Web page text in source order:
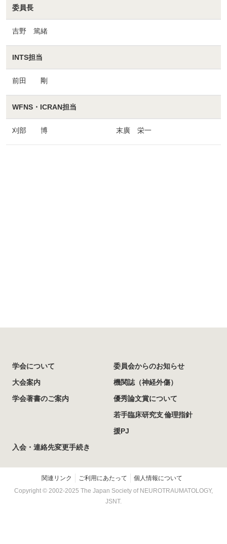
委員長
吉野 篤緒
INTS担当
前田 剛
WFNS・ICRAN担当
刈部 博 末廣 栄一
学会について
委員会からのお知らせ
大会案内
機関誌（神経外傷）
学会著書のご案内
優秀論文賞について
若手臨床研究支
援PJ
倫理指針
入会・連絡先変更手続き
関連リンク ご利用にあたって
個人情報について
Copyright © 2002-2025 The Japan Society of NEUROTRAUMATOLOGY,
JSNT.